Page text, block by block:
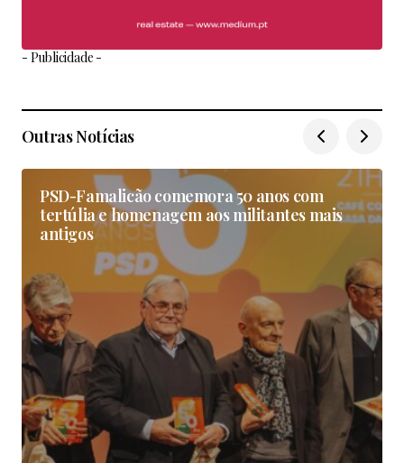
- Publicidade -
Outras Notícias
PSD-Famalicão comemora 50 anos com
tertúlia e homenagem aos militantes mais
antigos